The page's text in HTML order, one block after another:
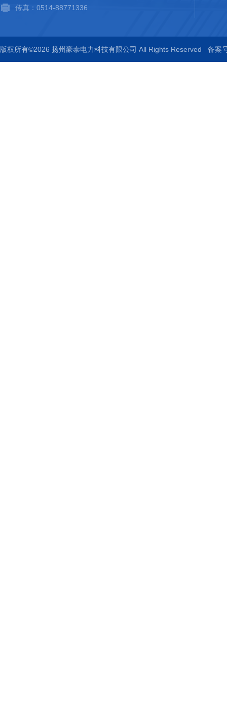
传真：0514-88771336
版权所有©2026 扬州豪泰电力科技有限公司 All Rights Reserved 备案